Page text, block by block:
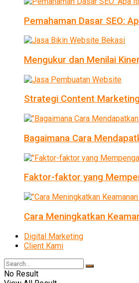
Pemahaman Dasar SEO:
Mengukur dan Menilai
Strategi Content
Bagaimana Cara
Faktor-faktor yang
Cara Meningkatkan
Digital Marketing
Client Kami
No Result